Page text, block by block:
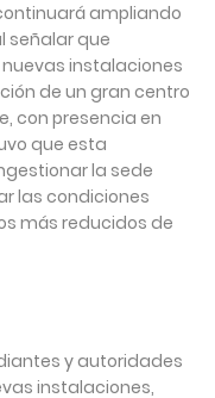
ampliando
señalar que
instalaciones
de un gran centro
con presencia en
que esta
la sede
las condiciones
más reducidos de
y autoridades
instalaciones,